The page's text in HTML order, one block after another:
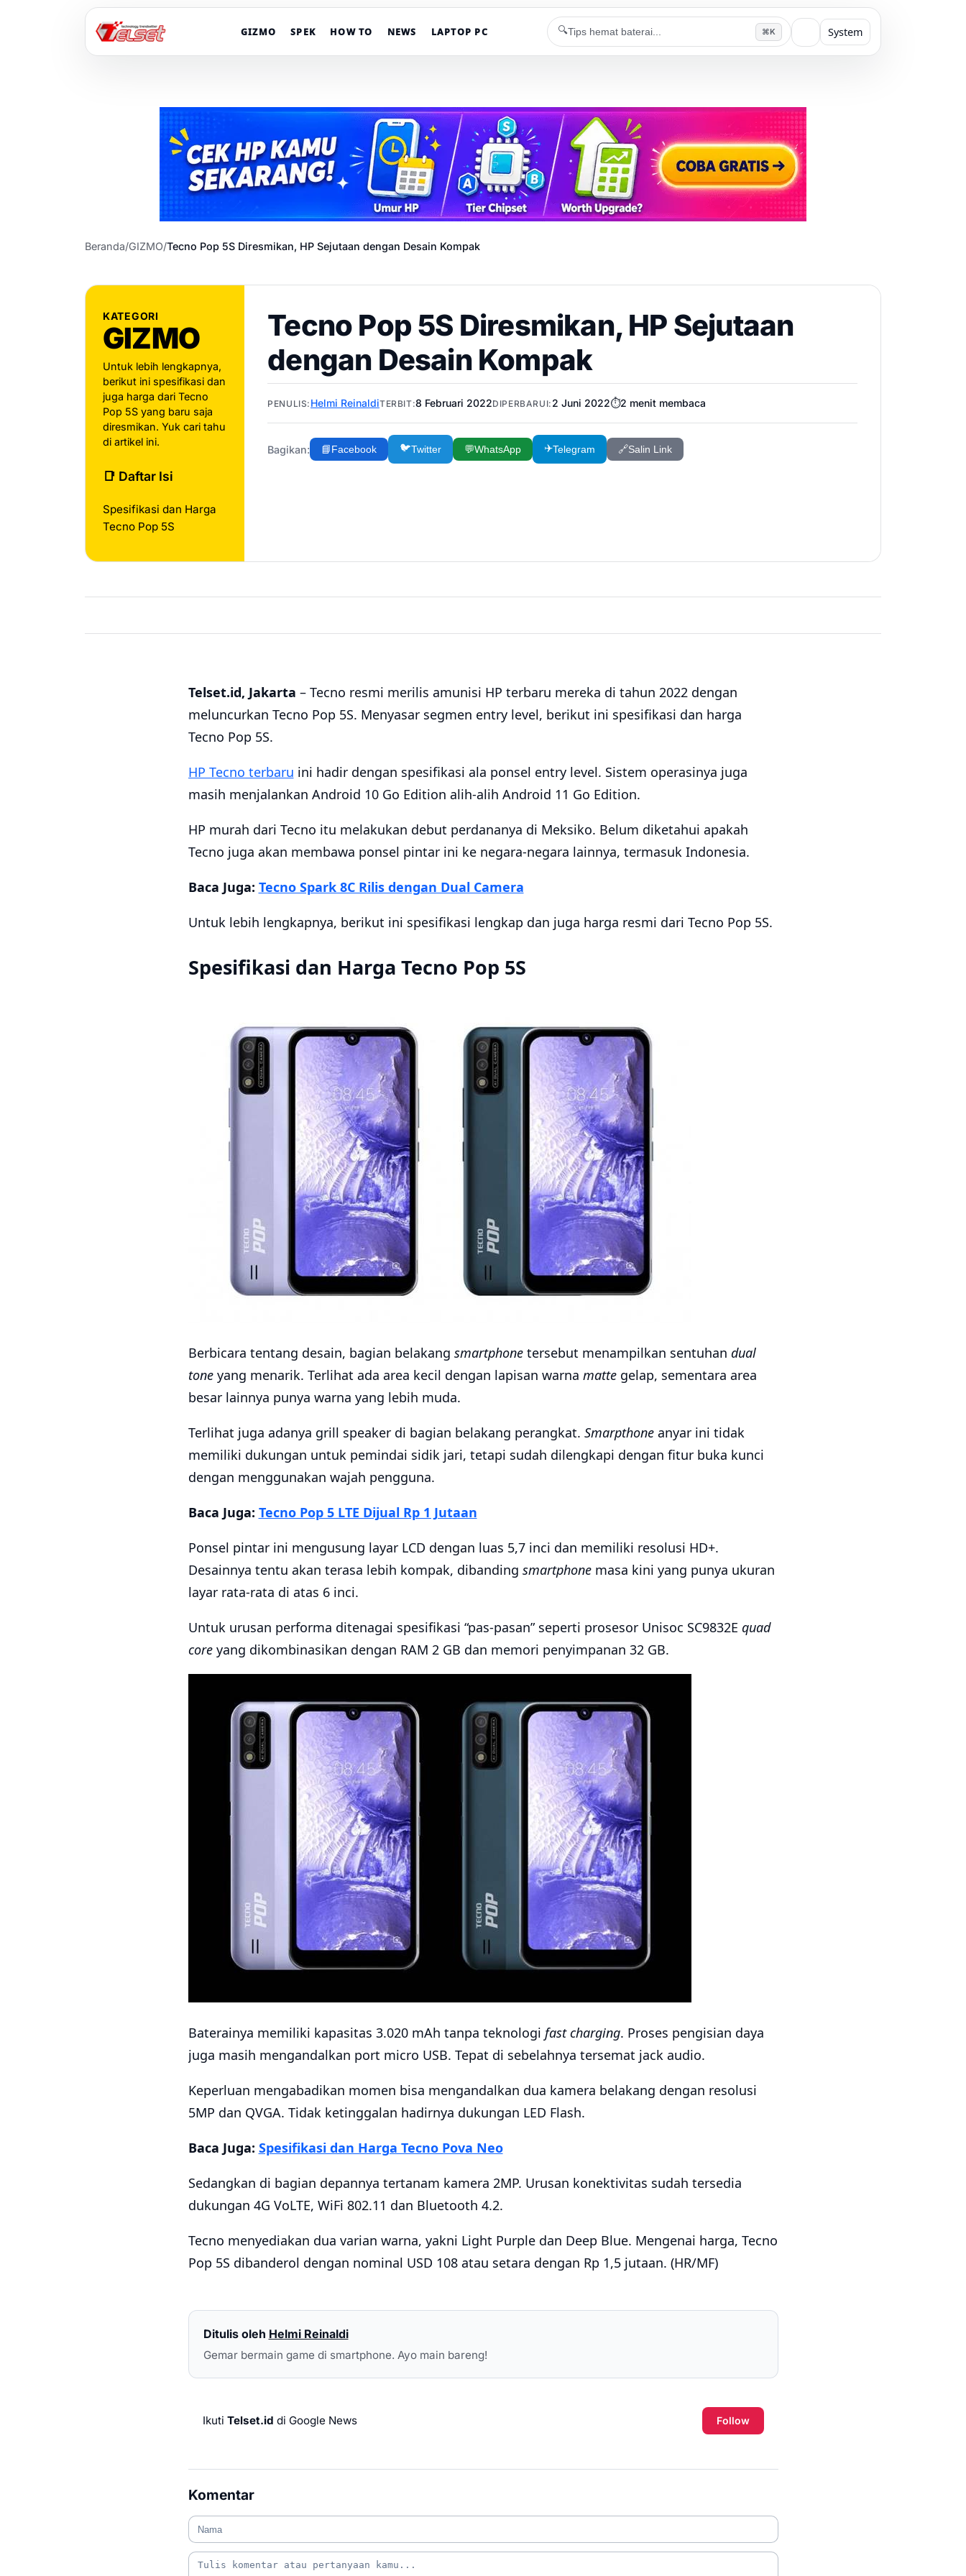
GIZMO SPEK HOW TO NEWS LAPTOP PC 🔍 ⌘K System
Beranda/GIZMO/Tecno Pop 5S Diresmikan, HP Sejutaan dengan Desain Kompak
KATEGORI
GIZMO
Untuk lebih lengkapnya,
berikut ini spesifikasi dan
juga harga dari Tecno
Pop 5S yang baru saja
diresmikan. Yuk cari tahu
di artikel ini.
📑 Daftar Isi
Spesifikasi dan Harga
Tecno Pop 5S
Tecno Pop 5S Diresmikan, HP Sejutaan
dengan Desain Kompak
PENULIS: Helmi ReinaldiTERBIT:8 Februari 2022DIPERBARUI: 2 Juni 2022⏱️2 menit membaca
Bagikan: 📘Facebook 🐦Twitter 💬WhatsApp ✈️Telegram 🔗Salin Link
Telset.id, Jakarta – Tecno resmi merilis amunisi HP terbaru mereka di tahun 2022 dengan
meluncurkan Tecno Pop 5S. Menyasar segmen entry level, berikut ini spesifikasi dan harga
Tecno Pop 5S.
HP Tecno terbaru ini hadir dengan spesifikasi ala ponsel entry level. Sistem operasinya juga
masih menjalankan Android 10 Go Edition alih-alih Android 11 Go Edition.
HP murah dari Tecno itu melakukan debut perdananya di Meksiko. Belum diketahui apakah
Tecno juga akan membawa ponsel pintar ini ke negara-negara lainnya, termasuk Indonesia.
Baca Juga: Tecno Spark 8C Rilis dengan Dual Camera
Untuk lebih lengkapnya, berikut ini spesifikasi lengkap dan juga harga resmi dari Tecno Pop 5S.
Spesifikasi dan Harga Tecno Pop 5S
Berbicara tentang desain, bagian belakang smartphonetersebut menampilkan sentuhan dual
toneyang menarik. Terlihat ada area kecil dengan lapisan warna mattegelap, sementara area
besar lainnya punya warna yang lebih muda.
Terlihat juga adanya grill speaker di bagian belakang perangkat. Smarpthoneanyar ini tidak
memiliki dukungan untuk pemindai sidik jari, tetapi sudah dilengkapi dengan fitur buka kunci
dengan menggunakan wajah pengguna.
Baca Juga: Tecno Pop 5 LTE Dijual Rp 1 Jutaan
Ponsel pintar ini mengusung layar LCD dengan luas 5,7 inci dan memiliki resolusi HD+.
Desainnya tentu akan terasa lebih kompak, dibanding smartphonemasa kini yang punya ukuran
layar rata-rata di atas 6 inci.
Untuk urusan performa ditenagai spesifikasi “pas-pasan” seperti prosesor Unisoc SC9832E quad
coreyang dikombinasikan dengan RAM 2 GB dan memori penyimpanan 32 GB.
Baterainya memiliki kapasitas 3.020 mAh tanpa teknologi fast charging. Proses pengisian daya
juga masih mengandalkan port micro USB. Tepat di sebelahnya tersemat jack audio.
Keperluan mengabadikan momen bisa mengandalkan dua kamera belakang dengan resolusi
5MP dan QVGA. Tidak ketinggalan hadirnya dukungan LED Flash.
Baca Juga: Spesifikasi dan Harga Tecno Pova Neo
Sedangkan di bagian depannya tertanam kamera 2MP. Urusan konektivitas sudah tersedia
dukungan 4G VoLTE, WiFi 802.11 dan Bluetooth 4.2.
Tecno menyediakan dua varian warna, yakni Light Purple dan Deep Blue. Mengenai harga, Tecno
Pop 5S dibanderol dengan nominal USD 108 atau setara dengan Rp 1,5 jutaan. (HR/MF)
Ditulis oleh Helmi Reinaldi
Gemar bermain game di smartphone. Ayo main bareng!
Ikuti Telset.id di Google News Follow
Komentar